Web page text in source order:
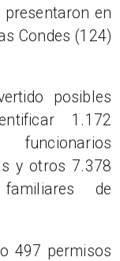
en
Condes (124)
posibles
1.172
funcionarios
y otros 7.378
de
497 permisos